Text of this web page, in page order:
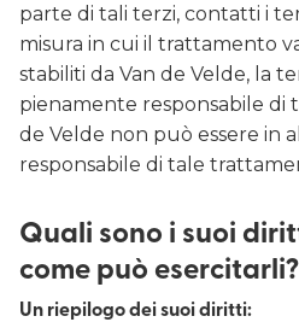
parte di tali terzi, contatti i
misura in cui il trattamento
stabiliti da Van de Velde, la
pienamente responsabile di
de Velde non può essere in
responsabile di tale
Quali sono i suoi
come può esercitarli?
Un riepilogo dei suoi diritti: